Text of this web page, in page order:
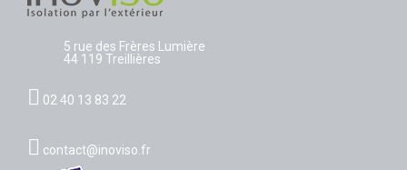
5 rue des Frères Lumière
44 119 Treillières
02 40 13 83 22
contact@inoviso.fr